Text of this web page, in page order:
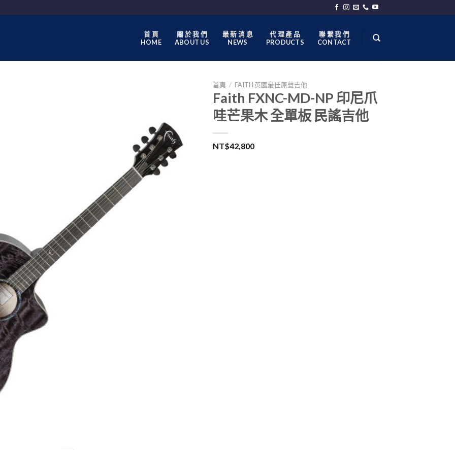
首 頁
HOME
關 於 我 們
ABOUT US
最 新 消 息
NEWS
代 理 產 品
PRODUCTS
聯 繫 我 們
CONTACT
首頁 / FAITH 英國最佳原聲吉他
Faith FXNC-MD-NP 印尼爪
哇芒果木 全單板 民謠吉他
NT$42,800